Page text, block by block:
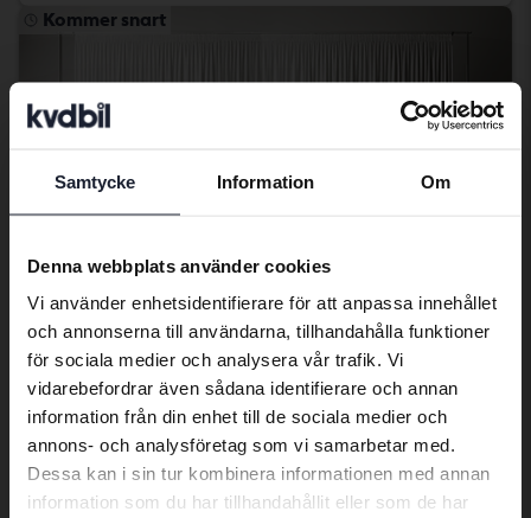
Samtycke Information Om
Denna webbplats använder cookies
Vi använder enhetsidentifierare för att anpassa innehållet
och annonserna till användarna, tillhandahålla funktioner
för sociala medier och analysera vår trafik. Vi
vidarebefordrar även sådana identifierare och annan
information från din enhet till de sociala medier och
annons- och analysföretag som vi samarbetar med.
Dessa kan i sin tur kombinera informationen med annan
information som du har tillhandahållit eller som de har
Kommer snart
Volkswagen Tiguan
2.0 TDI 4MOTION BlueMotion Technology
2014
19 042 mil
Diesel
Linköping (Jägarvallen)
Preferred language
We have detected that your browser
Swedish. To better service our friends
abroad we have an English language
site (kvdcars.com) that contains all the
same vehicles and services.
Continue in Swedish